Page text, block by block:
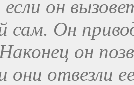
он
сам. Он
он
они отвезли